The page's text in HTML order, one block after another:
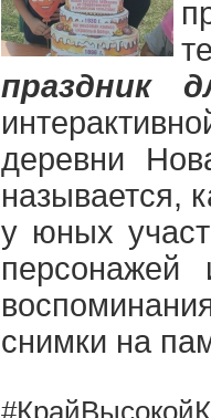
праздник
деревни
называется,
у юных
персонажей
снимки на